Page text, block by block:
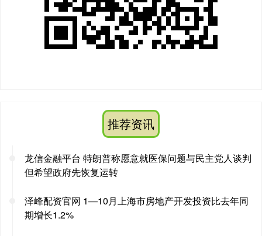
推荐资讯
龙信金融平台 特朗普称愿意就医保问题与民主党人谈判
但希望政府先恢复运转
泽峰配资官网 1—10月上海市房地产开发投资比去年同
期增长1.2%